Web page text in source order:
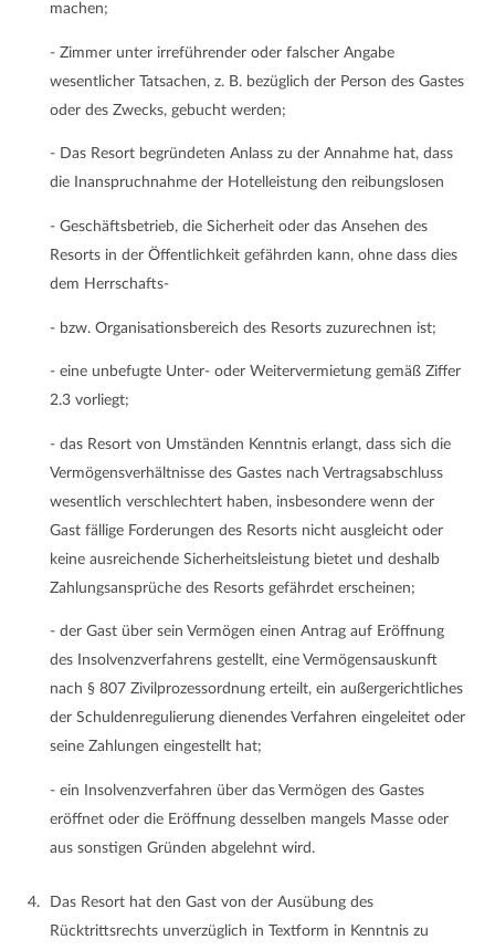
machen;
- Zimmer unter irreführender oder falscher Angabe
wesentlicher Tatsachen, z. B. bezüglich der Person des Gastes
oder des Zwecks, gebucht werden;
- Das Resort begründeten Anlass zu der Annahme hat, dass
die Inanspruchnahme der Hotelleistung den reibungslosen
- Geschäftsbetrieb, die Sicherheit oder das Ansehen des
Resorts in der Öffentlichkeit gefährden kann, ohne dass dies
dem Herrschafts-
- bzw. Organisationsbereich des Resorts zuzurechnen ist;
- eine unbefugte Unter- oder Weitervermietung gemäß Ziffer
2.3 vorliegt;
- das Resort von Umständen Kenntnis erlangt, dass sich die
Vermögensverhältnisse des Gastes nach Vertragsabschluss
wesentlich verschlechtert haben, insbesondere wenn der
Gast fällige Forderungen des Resorts nicht ausgleicht oder
keine ausreichende Sicherheitsleistung bietet und deshalb
Zahlungsansprüche des Resorts gefährdet erscheinen;
- der Gast über sein Vermögen einen Antrag auf Eröffnung
des Insolvenzverfahrens gestellt, eine Vermögensauskunft
nach § 807 Zivilprozessordnung erteilt, ein außergerichtliches
der Schuldenregulierung dienendes Verfahren eingeleitet oder
seine Zahlungen eingestellt hat;
- ein Insolvenzverfahren über das Vermögen des Gastes
eröffnet oder die Eröffnung desselben mangels Masse oder
aus sonstigen Gründen abgelehnt wird.
Das Resort hat den Gast von der Ausübung des
Rücktrittsrechts unverzüglich in Textform in Kenntnis zu